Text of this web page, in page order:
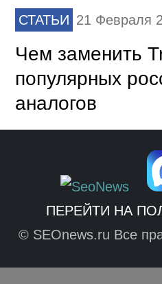
СТАТЬИ 21 Февраля
Чем заменить
популярных
аналогов
ПЕРЕЙТИ НА
© SEOnews.ru Все